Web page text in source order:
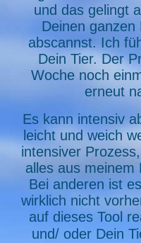
und das gelingt
Deinen
abscannst. Ich
Dein Tier. Der
Woche noch
erneut
Es kann intensiv
leicht und weich
intensiver
alles aus meinem
Bei anderen ist
wirklich nicht
auf dieses Tool
und/ oder Dein